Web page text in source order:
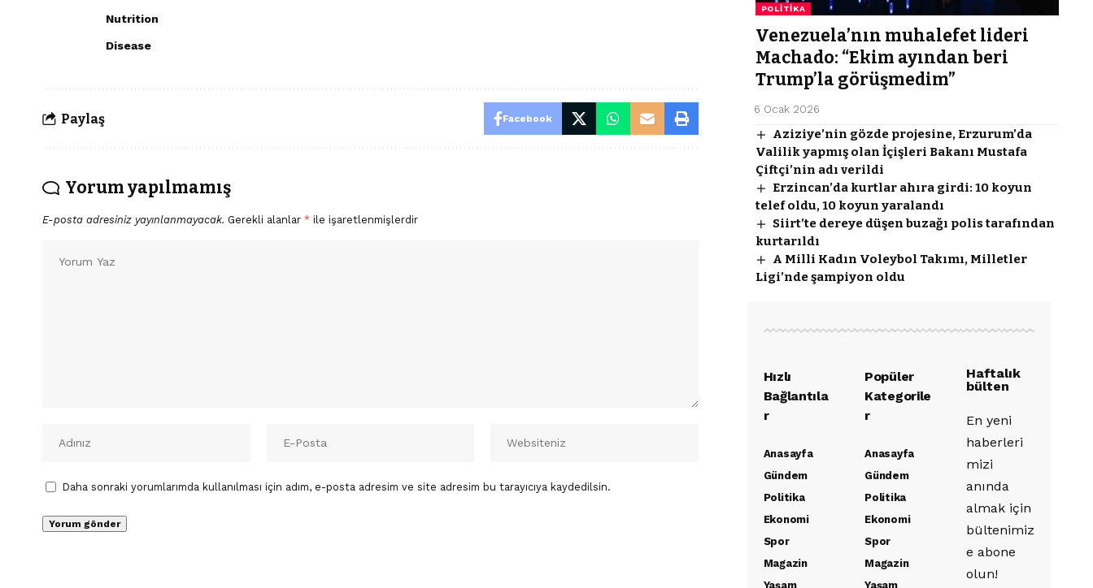
Nutrition
Disease
Paylaş Facebook
Yorum yapılmamış
E-posta adresiniz yayınlanmayacak. Gerekli alanlar * ile işaretlenmişlerdir
Daha sonraki yorumlarımda kullanılması için adım, e-posta adresim ve site adresim bu tarayıcıya kaydedilsin.
POLITIKA
Venezuela’nın muhalefet lideri
Machado: “Ekim ayından beri
Trump’la görüşmedim”
6 Ocak 2026
Aziziye’nin gözde projesine, Erzurum’da
Valilik yapmış olan İçişleri Bakanı Mustafa
Çiftçi’nin adı verildi
Erzincan’da kurtlar ahıra girdi: 10 koyun
telef oldu, 10 koyun yaralandı
Siirt’te dereye düşen buzağı polis tarafından
kurtarıldı
A Milli Kadın Voleybol Takımı, Milletler
Ligi’nde şampiyon oldu
Hızlı
Bağlantıla
r
Anasayfa
Gündem
Politika
Ekonomi
Spor
Magazin
Yaşam
Popüler
Kategorile
r
Anasayfa
Gündem
Politika
Ekonomi
Spor
Magazin
Yaşam
Haftalık
bülten
En yeni
haberleri
mizi
anında
almak için
bültenimiz
e abone
olun!